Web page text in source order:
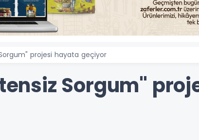
projesi hayata geçiyor
Sorgum"